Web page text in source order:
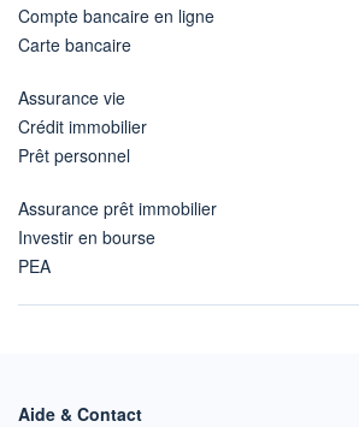
Compte bancaire en ligne
Carte bancaire
Assurance vie
Crédit immobilier
Prêt personnel
Assurance prêt immobilier
Investir en bourse
PEA
Aide & Contact